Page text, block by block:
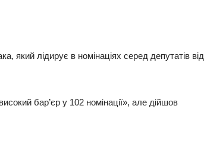
який лідирує в номінаціях серед депутатів від
бар’єр у 102 номінації», але дійшов